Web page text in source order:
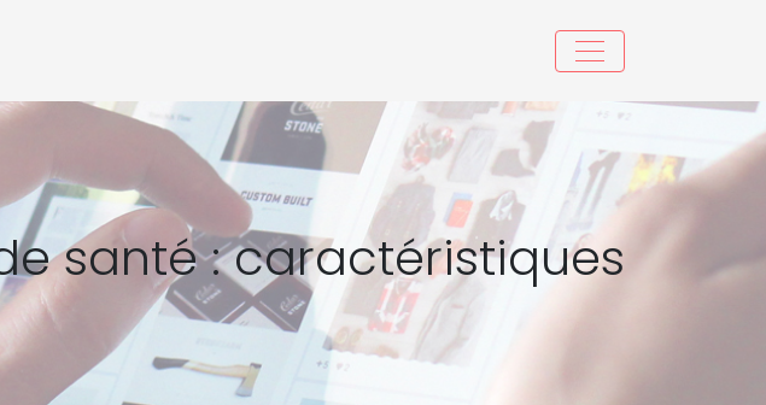
santé : caractéristiques